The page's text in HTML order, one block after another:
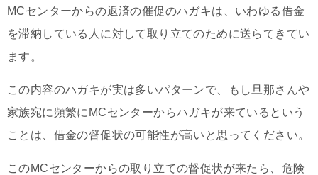
MCセンターからの返済の催促のハガキは、いわゆる借金
を滞納している人に対して取り立てのために送らてきてい
ます。
この内容のハガキが実は多いパターンで、もし旦那さんや
家族宛に頻繁にMCセンターからハガキが来ているという
ことは、借金の督促状の可能性が高いと思ってください。
このMCセンターからの取り立ての督促状が来たら、危険